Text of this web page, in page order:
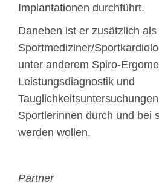
Implantationen durchführt.
Daneben ist er zusätzlich als
Sportmediziner/
unter anderem Spiro-
Leistungsdiagnostik und
Sportlerinnen durch und bei
werden wollen.
Partner